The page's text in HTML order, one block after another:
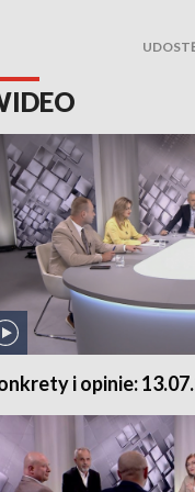
i opinie: